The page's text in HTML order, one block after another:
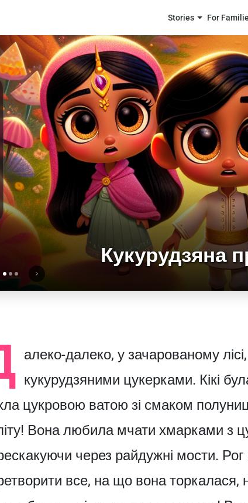
Stories For
Кукурудзяна
алеко-далеко, у зачарованому лісі,
кукурудзяними цукерками. Кікі
цукровою ватою зі смаком
Вона любила мчати хмарками з
через райдужні мости. Рог
все, на що вона торкалася,